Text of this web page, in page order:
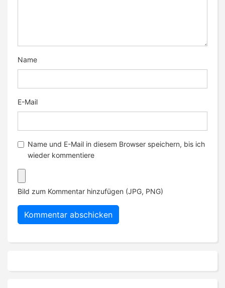
Name
E-Mail
Name und E-Mail in diesem Browser speichern, bis ich
wieder kommentiere
Bild zum Kommentar hinzufügen (JPG, PNG)